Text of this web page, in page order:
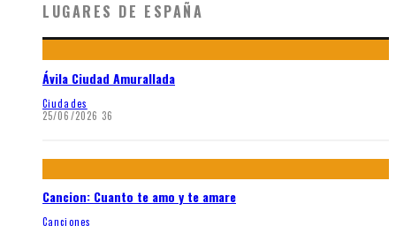
LUGARES DE ESPAÑA
Ávila Ciudad Amurallada
Ciudades
25/06/2026 36
Cancion: Cuanto te amo y te amare
Canciones